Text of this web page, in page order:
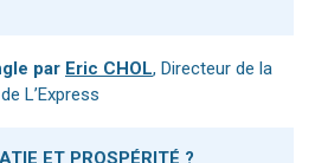
par Eric CHOL, Directeur de la
L’Express
ET PROSPÉRITÉ ?